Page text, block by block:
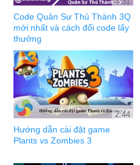
4:31
Code Quân Sư Thủ Thành 3Q
mới nhất và cách đổi code lấy
thưởng
2:44
Hướng dẫn cài đặt game
Plants vs Zombies 3